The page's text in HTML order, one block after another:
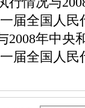
届全国人民
2008年中央
届全国人民